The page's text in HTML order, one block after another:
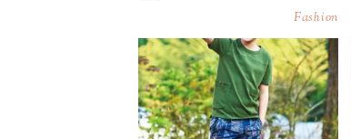
Fashion